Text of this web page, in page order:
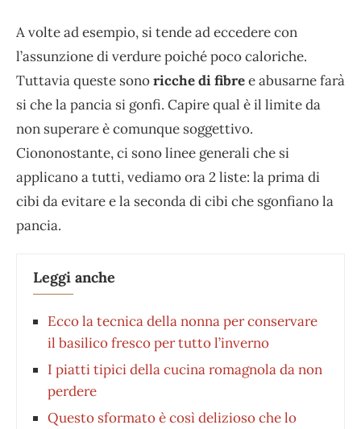
A volte ad esempio, si tende ad eccedere con
l’assunzione di verdure poiché poco caloriche.
Tuttavia queste sonoricche di fibree abusarne farà
si che la pancia si gonfi. Capire qual è il limite da
non superare è comunque soggettivo.
Ciononostante, ci sono linee generali che si
applicano a tutti, vediamo ora 2 liste: la prima di
cibi da evitare e la seconda di cibi che sgonfiano la
pancia.
Leggi anche
Ecco la tecnica della nonna per conservare
il basilico fresco per tutto l’inverno
I piatti tipici della cucina romagnola da non
perdere
Questo sformato è così delizioso che lo